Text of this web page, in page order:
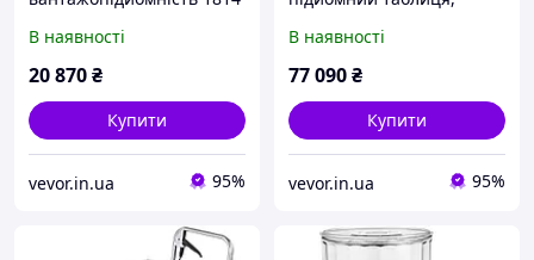
затискачем, загальна
довжина 1490 мм, вила з
715786
В наявності
20 870₴
Купити
vevor.in.ua 95%
висота підйому 150 см,
ручний стіл подвійного
В наявності
77 090₴
Купити
vevor.in.ua 95%